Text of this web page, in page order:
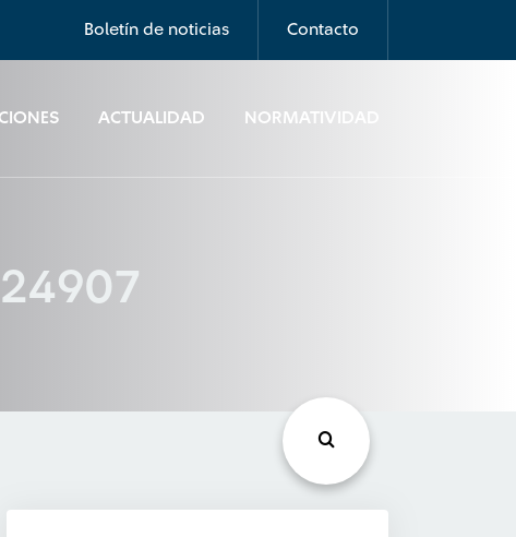
Boletín de noticias Contacto
ACTUALIDAD NORMATIVIDAD